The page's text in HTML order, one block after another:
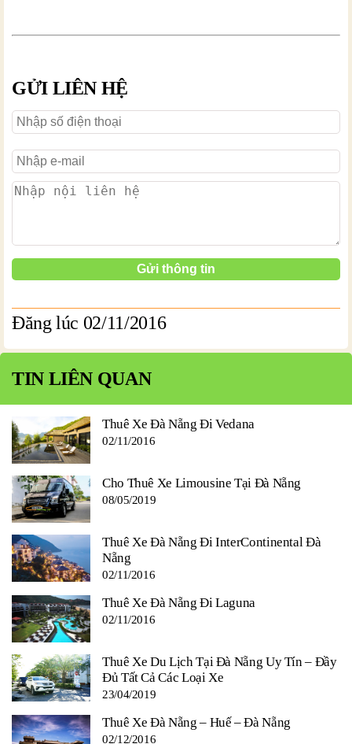
GỬI LIÊN HỆ
Đăng lúc 02/11/2016
TIN LIÊN QUAN
Thuê Xe Đà Nẵng Đi Vedana
02/11/2016
Cho Thuê Xe Limousine Tại Đà Nẵng
08/05/2019
Thuê Xe Đà Nẵng Đi InterContinental Đà
Nẵng
02/11/2016
Thuê Xe Đà Nẵng Đi Laguna
02/11/2016
Thuê Xe Du Lịch Tại Đà Nẵng Uy Tín – Đầy
Đủ Tất Cả Các Loại Xe
23/04/2019
Thuê Xe Đà Nẵng – Huế – Đà Nẵng
02/12/2016